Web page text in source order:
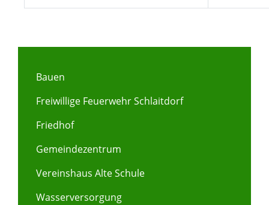
Bauen
Freiwillige Feuerwehr Schlaitdorf
Friedhof
Gemeindezentrum
Vereinshaus Alte Schule
Wasserversorgung